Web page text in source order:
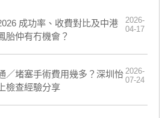
成功率、收費對比及中港
胎仲有冇機會？
2026-
04-17
／堵塞手術費用幾多？深圳怡
檢查經驗分享
2026-
07-24